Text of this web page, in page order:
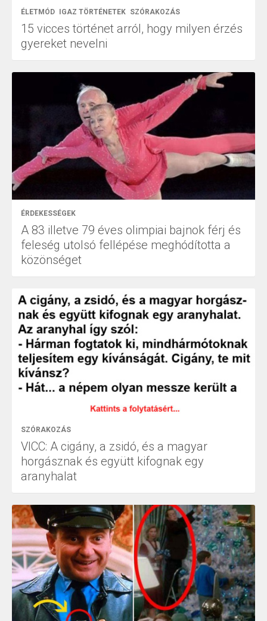
ÉLETMÓD IGAZ TÖRTÉNETEK SZÓRAKOZÁS
15 vicces történet arról, hogy milyen érzés
gyereket nevelni
ÉRDEKESSÉGEK
A 83 illetve 79 éves olimpiai bajnok férj és
feleség utolsó fellépése meghódította a
közönséget
SZÓRAKOZÁS
VICC: A cigány, a zsidó, és a magyar
horgásznak és együtt kifognak egy
aranyhalat